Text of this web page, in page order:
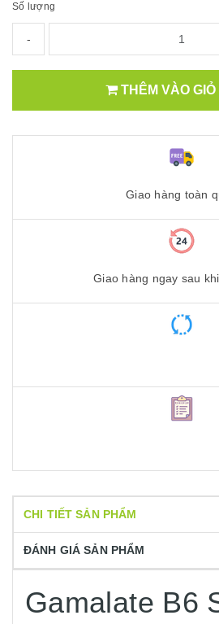
Số lượng
-
THÊM VÀO GIỎ
Giao hàng toàn
Giao hàng ngay sau
CHI TIẾT SẢN PHẨM
ĐÁNH GIÁ SẢN PHẨM
Gamalate B6